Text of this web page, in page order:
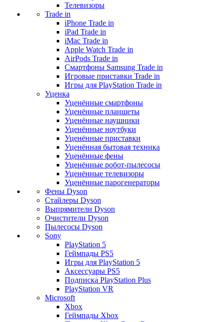
Телевизоры
Trade in
iPhone Trade in
iPad Trade in
iMac Trade in
Apple Watch Trade in
AirPods Trade in
Смартфоны Samsung Trade in
Игровые приставки Trade in
Игры для PlayStation Trade in
Уценка
Уценённые смартфоны
Уценённые планшеты
Уценённые наушники
Уценённые ноутбуки
Уценённые приставки
Уценённая бытовая техника
Уценённые фены
Уценённые робот-пылесосы
Уценённые телевизоры
Уценённые парогенераторы
Фены Dyson
Стайлеры Dyson
Выпрямители Dyson
Очистители Dyson
Пылесосы Dyson
Sony
PlayStation 5
Геймпады PS5
Игры для PlayStation 5
Аксессуары PS5
Подписка PlayStation Plus
PlayStation VR
Microsoft
Xbox
Геймпады Xbox